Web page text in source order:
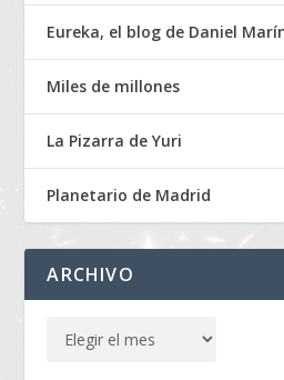
Eureka, el blog de Daniel
Miles de millones
La Pizarra de Yuri
Planetario de Madrid
ARCHIVO